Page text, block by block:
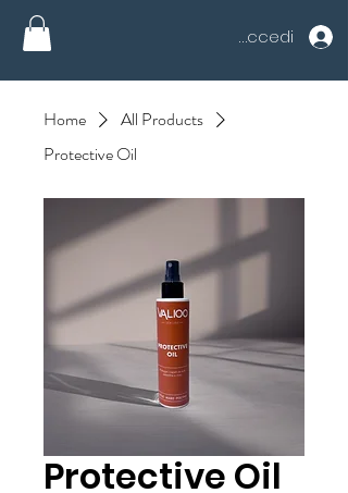
Accedi
Home
All Products
Protective Oil
Protective Oil